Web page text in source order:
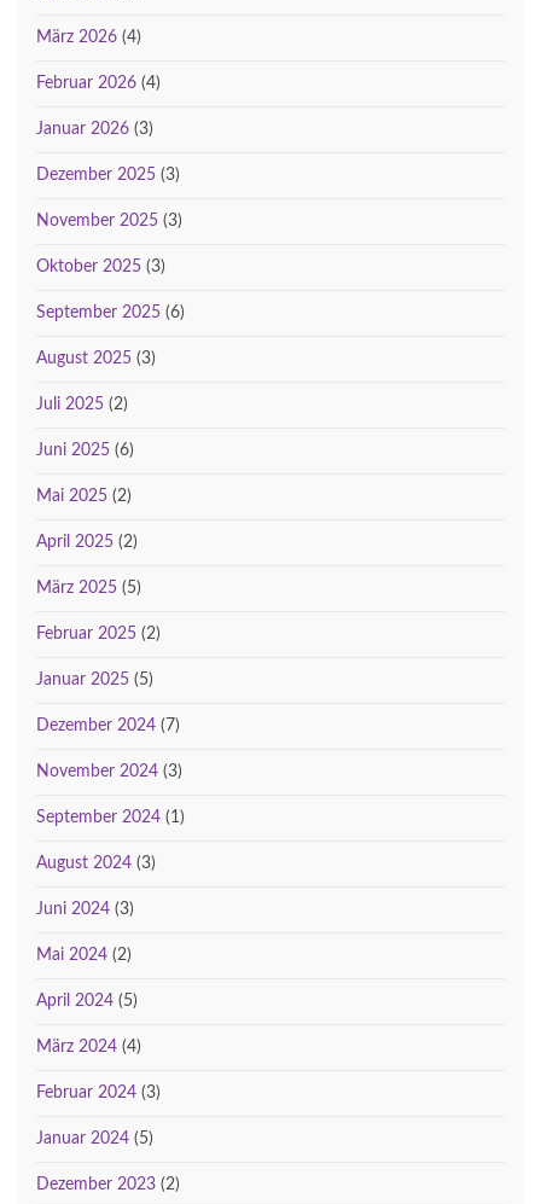
März 2026 (4)
Februar 2026 (4)
Januar 2026 (3)
Dezember 2025 (3)
November 2025 (3)
Oktober 2025 (3)
September 2025 (6)
August 2025 (3)
Juli 2025 (2)
Juni 2025 (6)
Mai 2025 (2)
April 2025 (2)
März 2025 (5)
Februar 2025 (2)
Januar 2025 (5)
Dezember 2024 (7)
November 2024 (3)
September 2024 (1)
August 2024 (3)
Juni 2024 (3)
Mai 2024 (2)
April 2024 (5)
März 2024 (4)
Februar 2024 (3)
Januar 2024 (5)
Dezember 2023 (2)